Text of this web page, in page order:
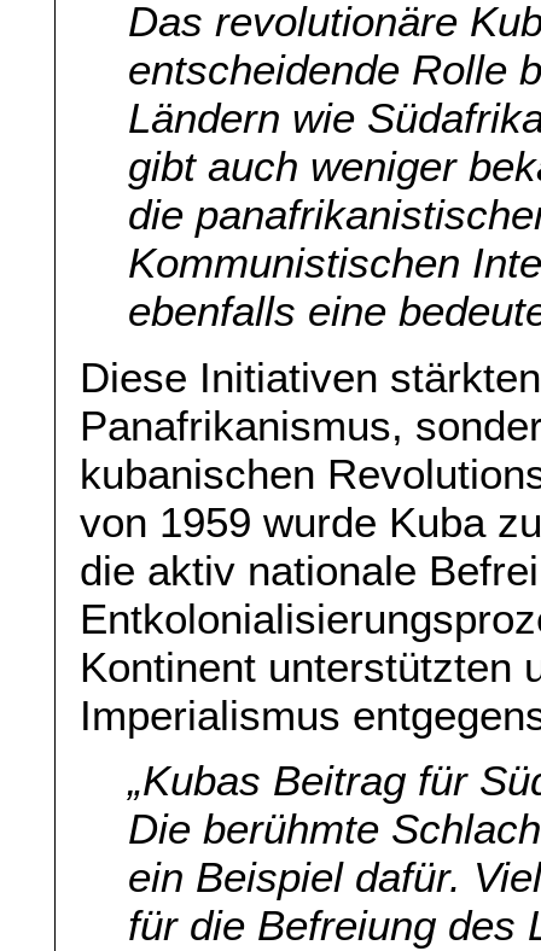
Das revolutionäre
entscheidende Rolle
Ländern wie
gibt auch weniger
die
Kommunistischen
ebenfalls eine
Diese Initiativen
Panafrikanismus,
kubanischen
von 1959 wurde Kuba
die aktiv nationale
Kontinent unterstützten
Imperialismus
„Kubas Beitrag für
Die berühmte
ein Beispiel dafür.
für die Befreiung des